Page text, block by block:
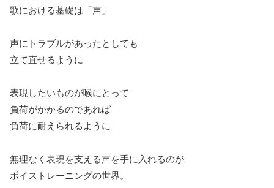
歌における基礎は「声」
声にトラブルがあったとしても
立て直せるように
表現したいものが喉にとって
負荷がかかるのであれば
負荷に耐えられるように
無理なく表現を支える声を手に入れるのが
ボイストレーニングの世界。